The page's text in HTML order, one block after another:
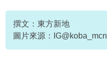
撰文：東方新地
圖片來源：IG@koba_mcn